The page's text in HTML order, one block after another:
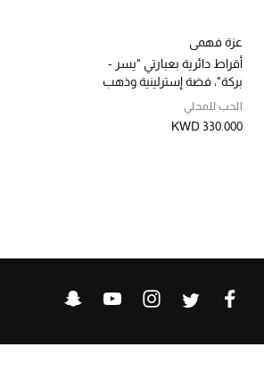
عزة فهمي
أقراط دائرية بعبارتي "يسر -
بركة"، فضة إسترلينية وذهب
أصفر عيار 18
الحب للمحلي
KWD 330.000